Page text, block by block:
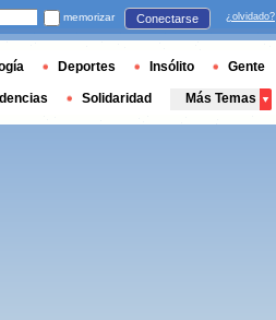
memorizar Conectarse ¿olvidado?
Deportes Insólito Gente
Solidaridad Más Temas